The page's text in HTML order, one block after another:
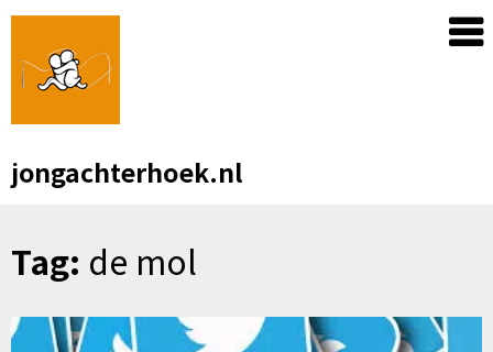
Skip
content
jongachterhoek.nl
Tag: de mol